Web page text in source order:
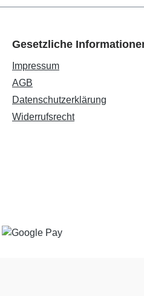
Gesetzliche
Impressum
AGB
Datenschutzerklärung
Widerrufsrecht